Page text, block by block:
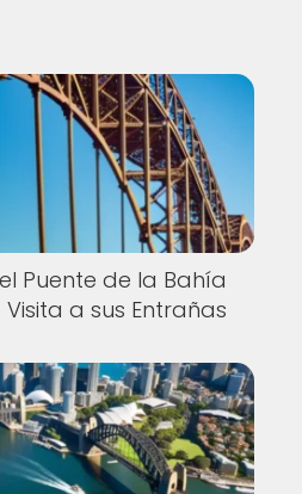
Puente de la Bahía
a sus Entrañas